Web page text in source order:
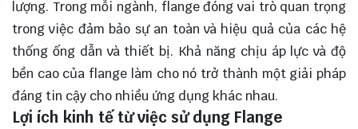
lượng. Trong mỗi ngành, flange đóng vai trò quan trọng
trong việc đảm bảo sự an toàn và hiệu quả của các hệ
thống ống dẫn và thiết bị. Khả năng chịu áp lực và độ
bền cao của flange làm cho nó trở thành một giải pháp
đáng tin cậy cho nhiều ứng dụng khác nhau.
Lợi ích kinh tế từ việc sử dụng Flange